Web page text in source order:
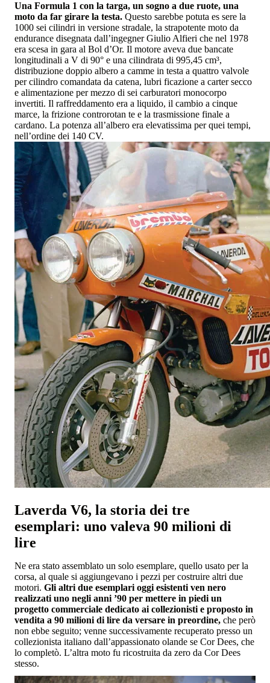
Una Formula 1 con la targa, un sogno a due ruote, una
moto da far girare la testa. Questo sarebbe potuta es sere la
1000 sei cilindri in versione stradale, la strapotente moto da
endurance disegnata dall’ingegner Giulio Alfieri che nel 1978
era scesa in gara al Bol d’Or. Il motore aveva due bancate
longitudinali a V di 90° e una cilindrata di 995,45 cm³,
distribuzione doppio albero a camme in testa a quattro valvole
per cilindro comandata da catena, lubri ficazione a carter secco
e alimentazione per mezzo di sei carburatori monocorpo
invertiti. Il raffreddamento era a liquido, il cambio a cinque
marce, la frizione controrotan te e la trasmissione finale a
cardano. La potenza all’albero era elevatissima per quei tempi,
nell’ordine dei 140 CV.
Laverda V6, la storia dei tre
esemplari: uno valeva 90 milioni di
lire
Ne era stato assemblato un solo esemplare, quello usato per la
corsa, al quale si aggiungevano i pezzi per costruire altri due
motori. Gli altri due esemplari oggi esistenti ven nero
realizzati uno negli anni ’90 per mettere in piedi un
progetto commerciale dedicato ai collezionisti e proposto in
vendita a 90 milioni di lire da versare in preordine, che però
non ebbe seguito; venne successivamente recuperato presso un
collezionista italiano dall’appassionato olande se Cor Dees, che
lo completò. L’altra moto fu ricostruita da zero da Cor Dees
stesso.